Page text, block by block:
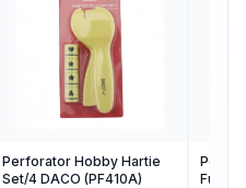
Perforator Hobby Hartie
Set/4 DACO (PF410A)
Fulg